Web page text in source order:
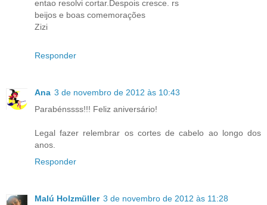
entao resolvi cortar.Despois cresce. rs
beijos e boas comemorações
Zizi
Responder
Ana 3 de novembro de 2012 às 10:43
Parabénssss!!! Feliz aniversário!
Legal fazer relembrar os cortes de cabelo ao longo dos
anos.
Responder
Malú Holzmüller 3 de novembro de 2012 às 11:28